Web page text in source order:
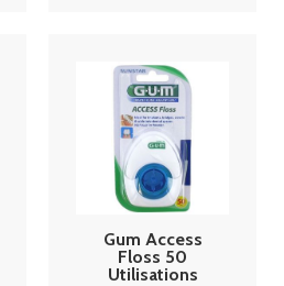
Gum Access
Floss 50
Utilisations